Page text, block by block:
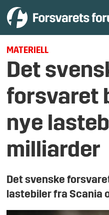
MATERIELL
Det
forsvaret
nye
milliarder
Det svenske
lastebiler fra Scania